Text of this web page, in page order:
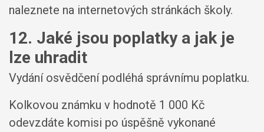
naleznete na internetových stránkách školy.
12. Jaké jsou poplatky a jak je
lze uhradit
Vydání osvědčení podléhá správnímu poplatku.
Kolkovou známku v hodnotě 1 000 Kč
odevzdáte komisi po úspěšně vykonané